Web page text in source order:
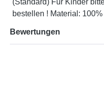
(Standard) Für Kinder
bestellen ! Material:
Bewertungen